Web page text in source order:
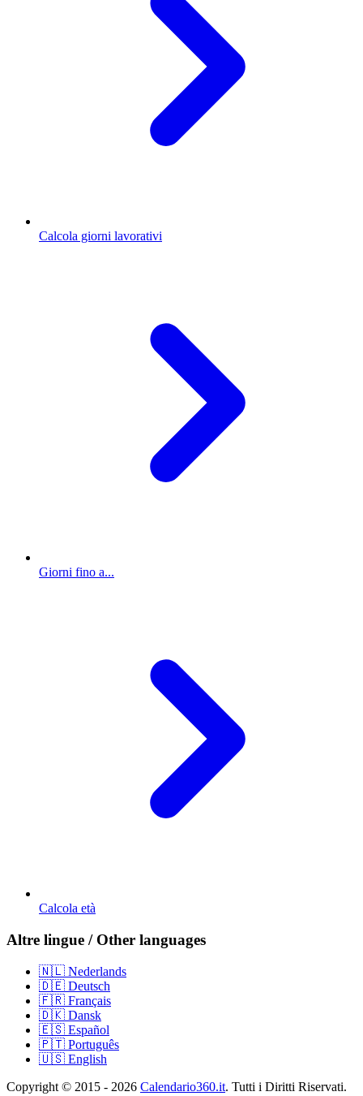
Calcola giorni lavorativi
Giorni fino a...
Calcola età
Altre lingue / Other languages
🇳🇱 Nederlands
🇩🇪 Deutsch
🇫🇷 Français
🇩🇰 Dansk
🇪🇸 Español
🇵🇹 Português
🇺🇸 English
Copyright © 2015 - 2026 Calendario360.it. Tutti i Diritti Riservati.